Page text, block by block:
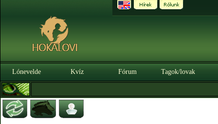
Lónevelde Kvíz Fórum Tagok/lovak